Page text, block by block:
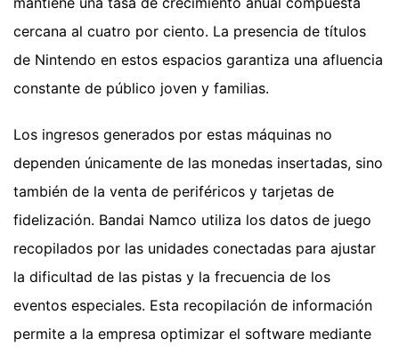
cercana al cuatro por ciento. La presencia de títulos
de Nintendo en estos espacios garantiza una afluencia
constante de público joven y familias.
Los ingresos generados por estas máquinas no
dependen únicamente de las monedas insertadas, sino
también de la venta de periféricos y tarjetas de
fidelización. Bandai Namco utiliza los datos de juego
recopilados por las unidades conectadas para ajustar
la dificultad de las pistas y la frecuencia de los
eventos especiales. Esta recopilación de información
permite a la empresa optimizar el software mediante